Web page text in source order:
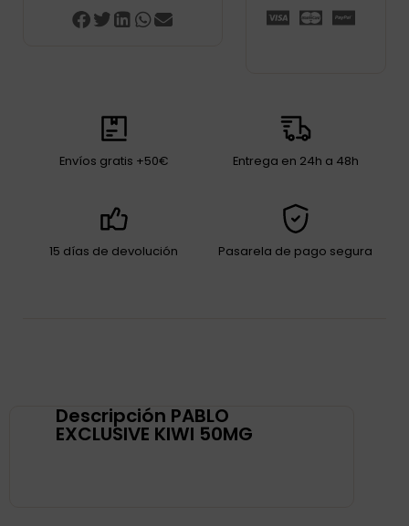
Envíos gratis +50€ Entrega en 24h a 48h
15 días de devolución Pasarela de pago segura
Descripción PABLO
EXCLUSIVE KIWI 50MG